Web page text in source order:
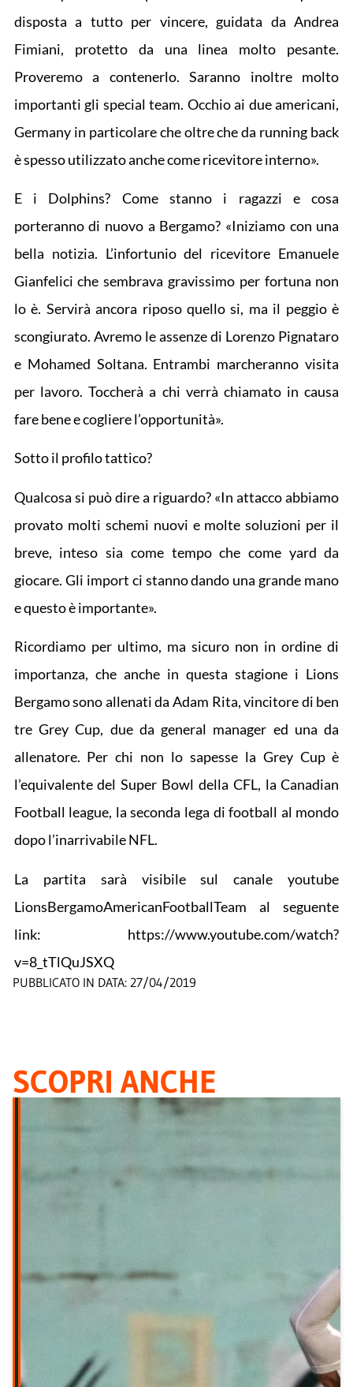
disposta a tutto per vincere, guidata da Andrea
Fimiani, protetto da una linea molto pesante.
Proveremo a contenerlo. Saranno inoltre molto
importanti gli special team. Occhio ai due americani,
Germany in particolare che oltre che da running back
è spesso utilizzato anche come ricevitore interno».
E i Dolphins? Come stanno i ragazzi e cosa
porteranno di nuovo a Bergamo? «Iniziamo con una
bella notizia. L’infortunio del ricevitore Emanuele
Gianfelici che sembrava gravissimo per fortuna non
lo è. Servirà ancora riposo quello si, ma il peggio è
scongiurato. Avremo le assenze di Lorenzo Pignataro
e Mohamed Soltana. Entrambi marcheranno visita
per lavoro. Toccherà a chi verrà chiamato in causa
fare bene e cogliere l’opportunità».
Sotto il profilo tattico?
Qualcosa si può dire a riguardo? «In attacco abbiamo
provato molti schemi nuovi e molte soluzioni per il
breve, inteso sia come tempo che come yard da
giocare. Gli import ci stanno dando una grande mano
e questo è importante».
Ricordiamo per ultimo, ma sicuro non in ordine di
importanza, che anche in questa stagione i Lions
Bergamo sono allenati da Adam Rita, vincitore di ben
tre Grey Cup, due da general manager ed una da
allenatore. Per chi non lo sapesse la Grey Cup è
l’equivalente del Super Bowl della CFL, la Canadian
Football league, la seconda lega di football al mondo
dopo l’inarrivabile NFL.
La partita sarà visibile sul canale youtube
LionsBergamoAmericanFootballTeam al seguente
link: https://www.youtube.com/watch?
v=8_tTlQuJSXQ
PUBBLICATO IN DATA: 27/04/2019
SCOPRI ANCHE